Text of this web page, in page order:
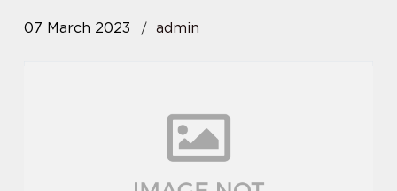
07 March 2023 admin